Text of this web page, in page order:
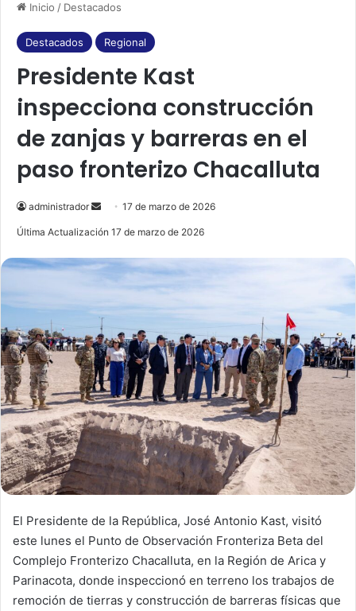
Inicio / Destacados
Destacados Regional
Presidente Kast
inspecciona construcción
de zanjas y barreras en el
paso fronterizo Chacalluta
administrador
e
d
e
m
a
i
l
17 de marzo de 2026
Última Actualización 17 de marzo de 2026
El Presidente de la República, José Antonio Kast, visitó
este lunes el Punto de Observación Fronteriza Beta del
Complejo Fronterizo Chacalluta, en la Región de Arica y
Parinacota, donde inspeccionó en terreno los trabajos de
remoción de tierras y construcción de barreras físicas que
e
b
o
o
k
b
e